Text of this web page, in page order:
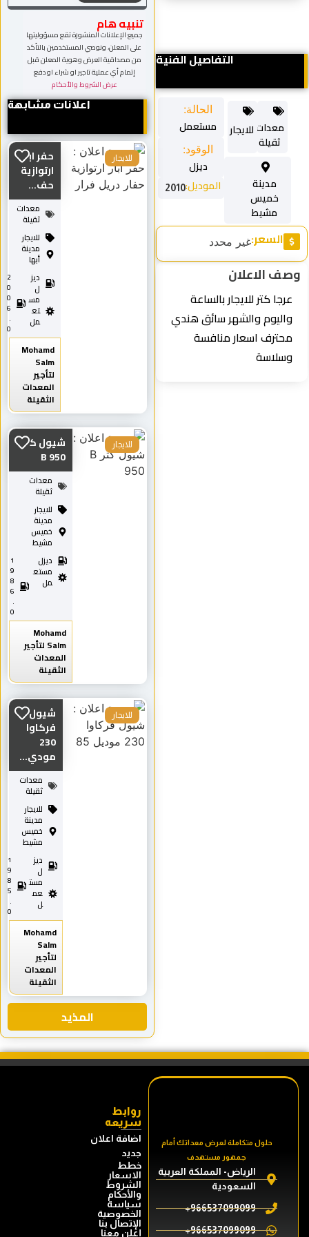
التفاصيل الفنية
الحالة:
مستعمل
الوقود:
ديزل
الموديل:2010
مدينة
خميس
مشيط
معدات
ثقيلة
للايجار
السعر:غير محدد
وصف الاعلان
عرجا كتر للايجار بالساعة
واليوم والشهر سائق هندي
محترف اسعار منافسة
وسلاسة
تنبيه هام
جميع الإعلانات المنشورة تقع مسؤوليتها
على المعلن، ونوصي المستخدمين بالتأكد
من مصداقية العرض وهوية المعلن قبل
إتمام أي عملية تاجير او شراء او دفع
عرض الشروط والأحكام
اعلانات مشابهة
المذيد
حفر ابار
ارتوازية
حف...
معدات
ثقيلة
للايجار
مدينة
أبها
ديز
ل
مس
تع
مل
2
0
0
6
0
Mohamd
Salm
لتأجير
المعدات
الثقيلة
للايجار
شيول كتر
B 950
معدات
ثقيلة
للايجار
مدينة
خميس
مشيط
ديزل
مستع
مل
Mohamd
Salm لتأجير
المعدات
الثقيلة
للايجار
شيول
فركاوا
230
مودي...
معدات
ثقيلة
للايجار
مدينة
خميس
مشيط
ديز
ل
مست
عم
ل
9
8
5
0
Mohamd
Salm
لتأجير
المعدات
الثقيلة
للايجار
حلول متكاملة لعرض معداتك أمام
جمهور مستهدف
الرياض- المملكة العربية
السعودية
966537099099+
966537099099+
روابط
سريعه
اضافة اعلان
جديد
خطط
الاسعار
الشروط
والأحكام
سياسة
الخصوصية
الإتصال بنا
إعلن معنا